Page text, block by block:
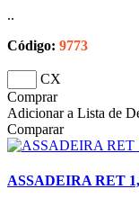
..
Código: 9773
CX
Comprar
Adicionar a Lista de
Comparar
ASSADEIRA RET